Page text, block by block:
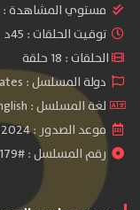
مستوي المشاهدة :
توقيت الحلقات : 45د
الحلقات : 18 حلقة
دولة المسلسل : United States
لغة المسلسل : English
موعد الصدور : 2024
رقم المسلسل : #241179